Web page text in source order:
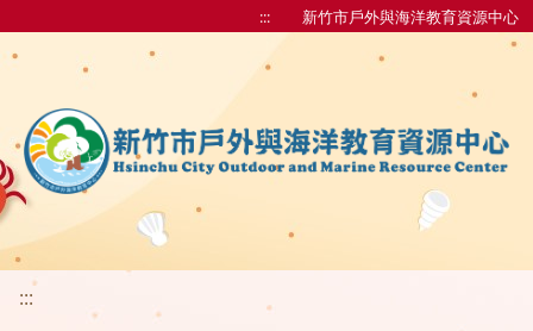
::: 新竹市戶外與海洋教育資源中心
:::